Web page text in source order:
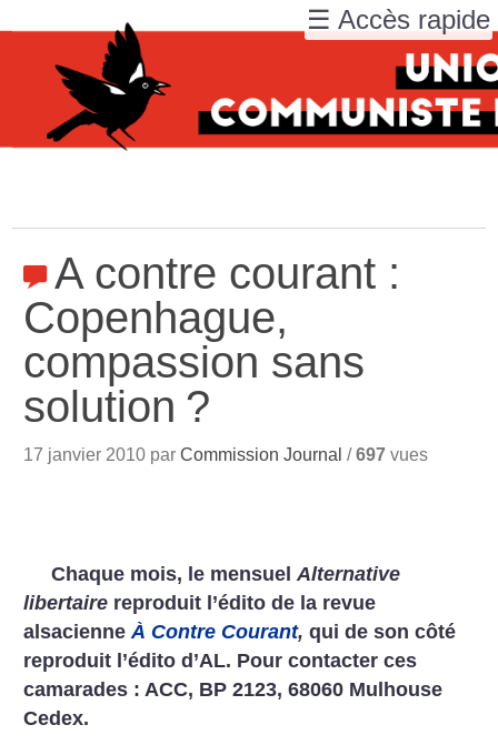
A contre courant :
Copenhague,
compassion sans
solution ?
17 janvier 2010 parCommission Journal /697 vues
Chaque mois, le mensuelAlternative
libertaire reproduit l’édito de la revue
alsacienneÀ Contre Courant, qui de son côté
reproduit l’édito d’AL. Pour contacter ces
camarades : ACC, BP 2123, 68060 Mulhouse
Cedex.
☰ Accès rapide